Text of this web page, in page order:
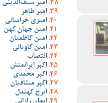
امیر سیف‌الدینی
امیر طاهر
امیری خراسانی
امین جهان کهن
امین کاظمیان
امین کاویانی
انتصاب
اکبر ایرانمنش
اکبر محمدی
اکبر میثاقیان
ایرج کهندل
ایمان رازانی